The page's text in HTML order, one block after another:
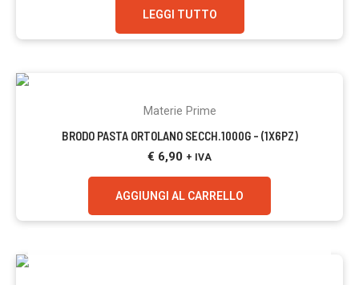
LEGGI TUTTO
Materie Prime
BRODO PASTA ORTOLANO SECCH.1000G – (1X6PZ)
€ 6,90 + IVA
AGGIUNGI AL CARRELLO